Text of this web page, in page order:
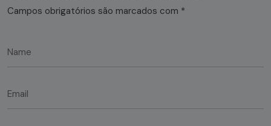
Campos obrigatórios são marcados com *